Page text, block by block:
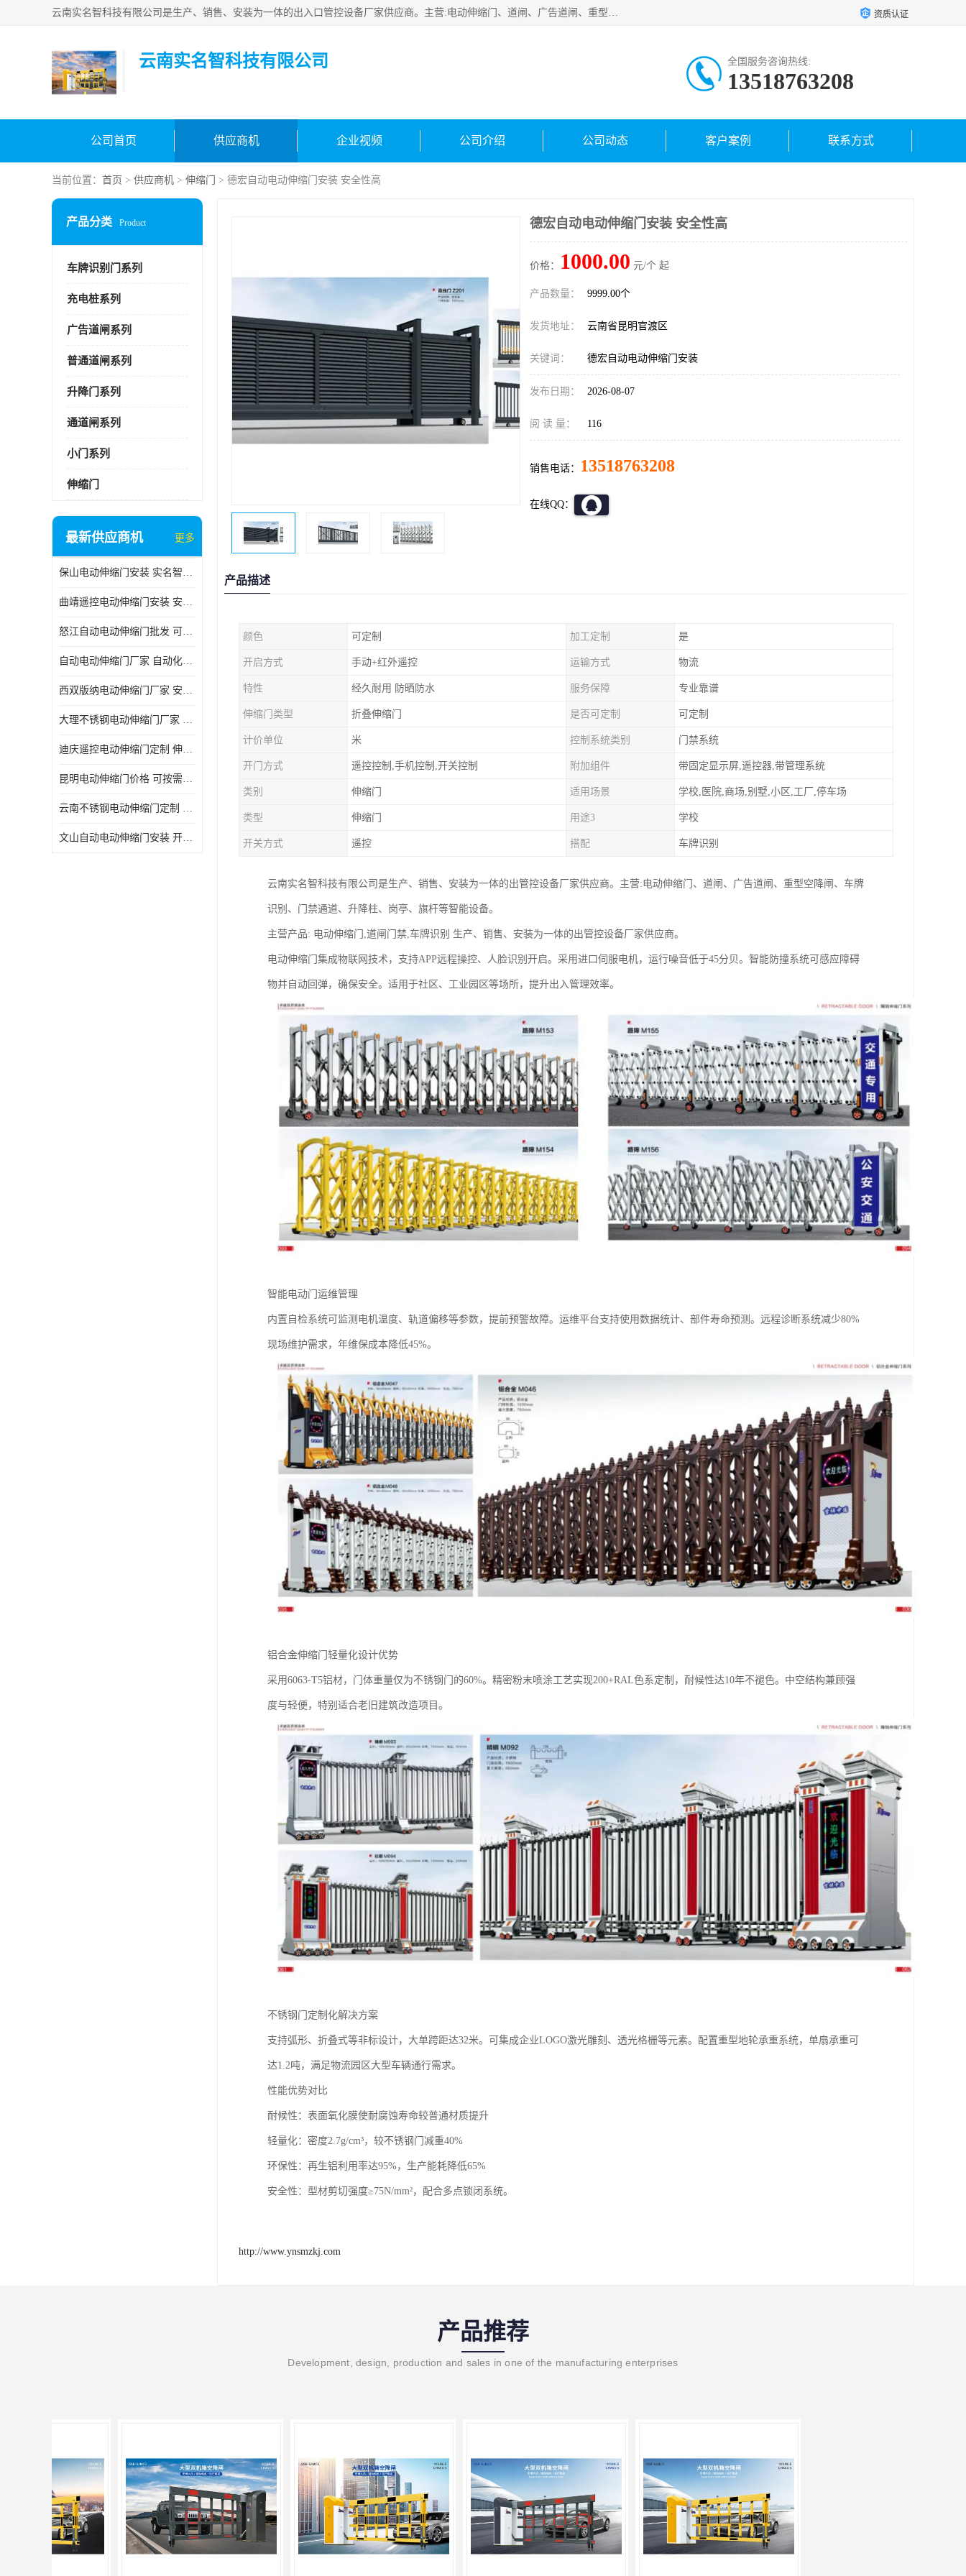
云南实名智科技有限公司是生产、销售、安装为一体的出入口管控设备厂家供应商。主营:电动伸缩门、道闸、广告道闸、重型空降闸、车牌识别、门禁通道、升降柱、岗亭、旗杆等智能设备。主营产品: 电动伸缩门,道闸门禁,车牌识别 生产、销售、安装为一体的出入口管控设备厂家源头供应商。 资质认证
云南实名智科技有限公司 全国服务咨询热线:
13518763208
公司首页 供应商机 企业视频 公司介绍 公司动态 客户案例 联系方式
当前位置： 首页 > 供应商机 > 伸缩门 > 德宏自动电动伸缩门安装 安全性高
产品分类 Product
车牌识别门系列
充电桩系列
广告道闸系列
普通道闸系列
升降门系列
通道闸系列
小门系列
伸缩门
最新供应商机 更多
保山电动伸缩门安装 实名智科技 安全性高
曲靖遥控电动伸缩门安装 安全性高
怒江自动电动伸缩门批发 可按需定制
自动电动伸缩门厂家 自动化操作
西双版纳电动伸缩门厂家 安全性高
大理不锈钢电动伸缩门厂家 适合狭窄通道
迪庆遥控电动伸缩门定制 伸缩结构设计
昆明电动伸缩门价格 可按需定制
云南不锈钢电动伸缩门定制 自动化操作
文山自动电动伸缩门安装 开启后占用空间小
德宏自动电动伸缩门安装 安全性高
价格： 1000.00 元/个 起
产品数量： 9999.00个
发货地址： 云南省昆明官渡区
关键词： 德宏自动电动伸缩门安装
发布日期： 2026-08-07
阅 读 量： 116
销售电话： 13518763208
在线QQ：
产品描述
颜色 可定制 加工定制 是
开启方式 手动+红外遥控 运输方式 物流
特性 经久耐用 防晒防水 服务保障 专业靠谱
伸缩门类型 折叠伸缩门 是否可定制 可定制
计价单位 米 控制系统类别 门禁系统
开门方式 遥控控制,手机控制,开关控制 附加组件 带固定显示屏,遥控器,带管理系统
类别 伸缩门 适用场景 学校,医院,商场,别墅,小区,工厂,停车场
类型 伸缩门 用途3 学校
开关方式 遥控 搭配 车牌识别
云南实名智科技有限公司是生产、销售、安装为一体的出管控设备厂家供应商。主营:电动伸缩门、道闸、广告道闸、重型空降闸、车牌
识别、门禁通道、升降柱、岗亭、旗杆等智能设备。
主营产品: 电动伸缩门,道闸门禁,车牌识别 生产、销售、安装为一体的出管控设备厂家供应商。
电动伸缩门集成物联网技术，支持APP远程操控、人脸识别开启。采用进口伺服电机，运行噪音低于45分贝。智能防撞系统可感应障碍
物并自动回弹，确保安全。适用于社区、工业园区等场所，提升出入管理效率。
智能电动门运维管理‌
内置自检系统可监测电机温度、轨道偏移等参数，提前预警故障。运维平台支持使用数据统计、部件寿命预测。远程诊断系统减少80%
现场维护需求，年维保成本降低45%。
铝合金伸缩门轻量化设计优势‌
采用6063-T5铝材，门体重量仅为不锈钢门的60%。精密粉末喷涂工艺实现200+RAL色系定制，耐候性达10年不褪色。中空结构兼顾强
度与轻便，特别适合老旧建筑改造项目。
不锈钢门定制化解决方案‌
支持弧形、折叠式等非标设计，大单跨距达32米。可集成企业LOGO激光雕刻、透光格栅等元素。配置重型地轮承重系统，单扇承重可
达1.2吨，满足物流园区大型车辆通行需求。
性能优势对比
‌耐候性‌：表面氧化膜使耐腐蚀寿命较普通材质提升
‌轻量化‌：密度2.7g/cm³，较不锈钢门减重40%
‌环保性‌：再生铝利用率达95%，生产能耗降低65%
‌安全性‌：型材剪切强度≥75N/mm²，配合多点锁闭系统。
http://www.ynsmzkj.com
产品推荐
Development, design, production and sales in one of the manufacturing enterprises